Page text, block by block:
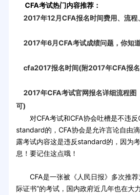
CFA考试热门内容推荐：
2017年12月CFA报名时间费用、流程
2017年6月CFA考试成绩问题，你知
cfa2017报名时间(附2017年CFA报
2017年CFA考试官网报名详细流程图
可)
对CFA考试和CFA协会吐槽是不违反
standard的，CFA协会是允许言论自由
露考试内容这是违反standard的，因为
息！要记住这点哦！
CFA是一张被《人民日报》多次推荐
际证书”的考试，国内政府近几年也在大